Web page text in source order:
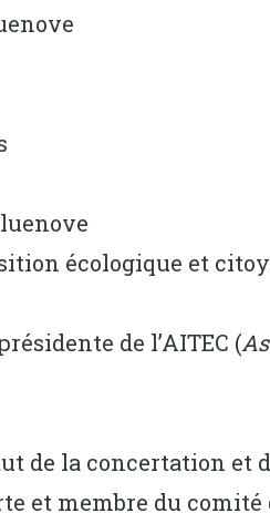
écologique et
de l’AITEC (
de la concertation
et membre du